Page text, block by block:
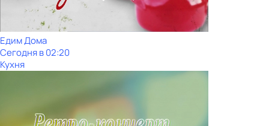
Едим Дома
Сегодня в 02:20
Кухня